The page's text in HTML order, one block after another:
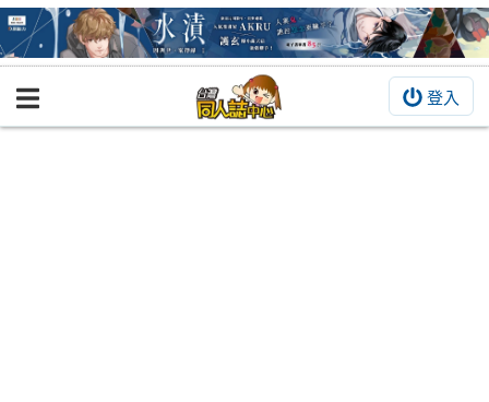
登入
BOOKY書集倉庫